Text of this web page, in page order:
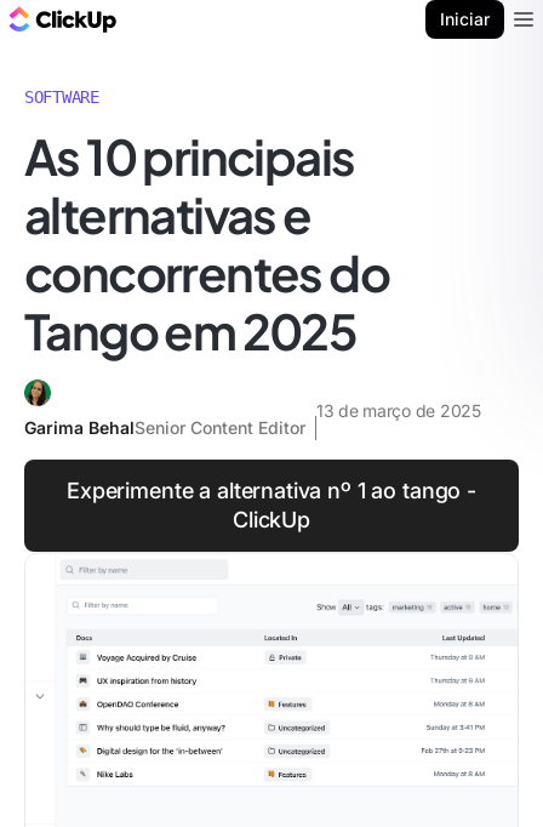
Iniciar
SOFTWARE
As 10 principais
alternativas e
concorrentes do
Tango em 2025
Garima BehalSenior Content Editor
13 de março de 2025
Experimente a alternativa nº 1 ao tango -
ClickUp